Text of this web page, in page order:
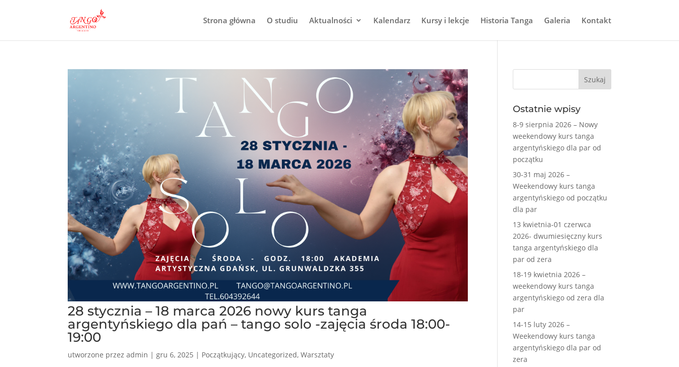
Strona główna O studiu Aktualności Kalendarz Kursy i lekcje Historia Tanga Galeria Kontakt
28 stycznia – 18 marca 2026 nowy kurs tanga
argentyńskiego dla pań – tango solo -zajęcia środa 18:00-
19:00
utworzone przezadmin |gru 6, 2025 | Początkujący, Uncategorized,Warsztaty
Ostatnie wpisy
8-9 sierpnia 2026 – Nowy
weekendowy kurs tanga
argentyńskiego dla par od
początku
30-31 maj 2026 –
Weekendowy kurs tanga
argentyńskiego od początku
dla par
13 kwietnia-01 czerwca
2026- dwumiesięczny kurs
tanga argentyńskiego dla
par od zera
18-19 kwietnia 2026 –
weekendowy kurs tanga
argentyńskiego od zera dla
par
14-15 luty 2026 –
Weekendowy kurs tanga
argentyńskiego dla par od
zera